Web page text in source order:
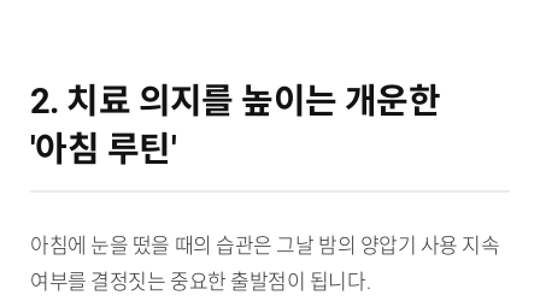
2. 치료 의지를 높이는 개운한
'아침 루틴'
아침에 눈을 떴을 때의 습관은 그날 밤의 양압기 사용 지속
여부를 결정짓는 중요한 출발점이 됩니다.